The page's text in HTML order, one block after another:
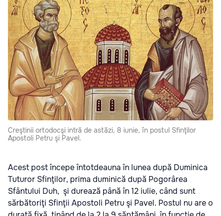
Creştinii ortodocşi intră de astăzi, 8 iunie, în postul Sfinţilor
Apostoli Petru şi Pavel.
Acest post începe întotdeauna în lunea după Duminica
Tuturor Sfinţilor, prima duminică după Pogorârea
Sfântului Duh, şi durează până în 12 iulie, când sunt
sărbătoriţi Sfinţii Apostoli Petru şi Pavel. Postul nu are o